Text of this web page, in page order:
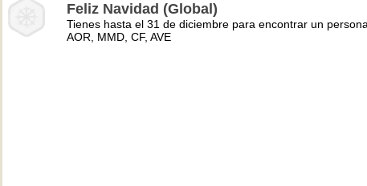
Feliz Navidad (Global)
Tienes hasta el 31 de diciembre para encontrar un
AOR, MMD, CF, AVE